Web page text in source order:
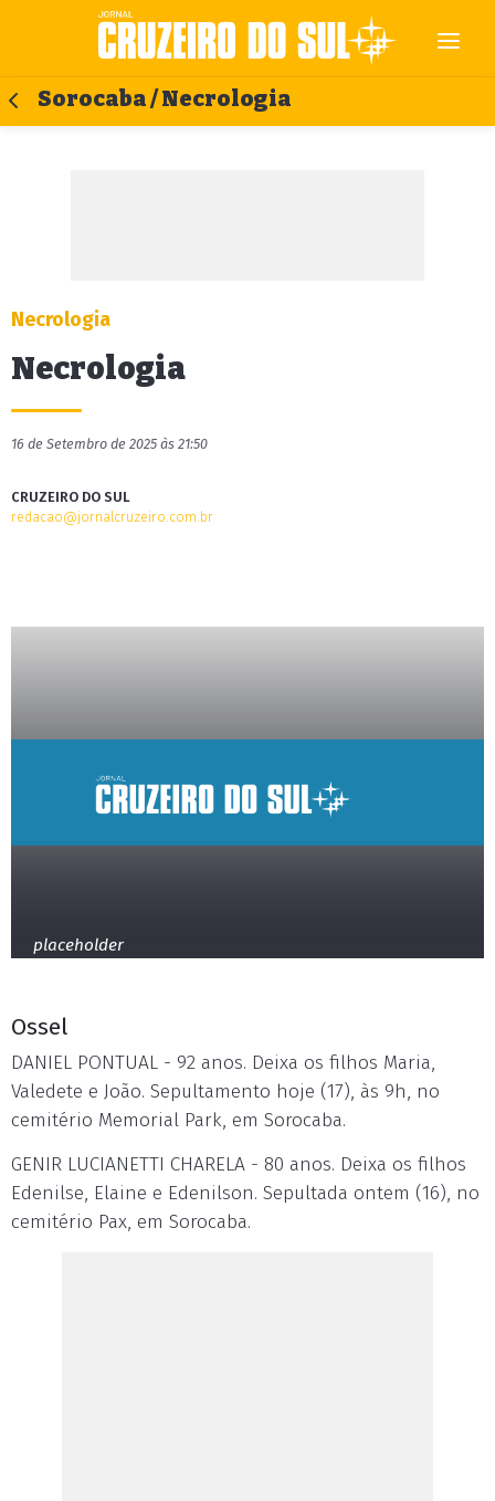
Sorocaba / Necrologia
Necrologia
Necrologia
16 de Setembro de 2025 às 21:50
CRUZEIRO DO SUL
redacao@jornalcruzeiro.com.br
placeholder
Ossel
DANIEL PONTUAL - 92 anos. Deixa os filhos Maria,
Valedete e João. Sepultamento hoje (17), às 9h, no
cemitério Memorial Park, em Sorocaba.
GENIR LUCIANETTI CHARELA - 80 anos. Deixa os filhos
Edenilse, Elaine e Edenilson. Sepultada ontem (16), no
cemitério Pax, em Sorocaba.